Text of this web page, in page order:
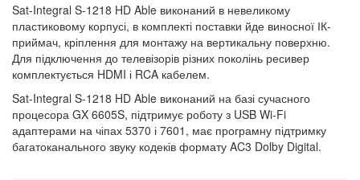
Sat-Integral S-1218 HD Able виконаний в невеликому
пластиковому корпусі, в комплекті поставки йде виносної ІК-
приймач, кріплення для монтажу на вертикальну поверхню.
Для підключення до телевізорів різних поколінь ресивер
комплектується HDMI і RCA кабелем.
Sat-Integral S-1218 HD Able виконаний на базі сучасного
процесора GX 6605S, підтримує роботу з USB Wi-Fi
адаптерами на чіпах 5370 і 7601, має програмну підтримку
багатоканального звуку кодеків формату AC3 Dolby Digital.